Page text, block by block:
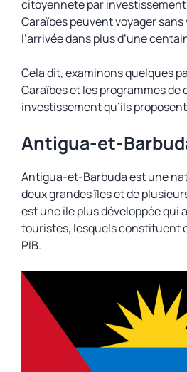
citoyenneté par investissement
Caraïbes peuvent voyager sans
l’arrivée dans plus d’une
Cela dit, examinons quelques
Caraïbes et les programmes
investissement qu’ils
Antigua-et-
Antigua-et-Barbuda est une
deux grandes îles et de
est une île plus développée qui
touristes, lesquels constituent
PIB.